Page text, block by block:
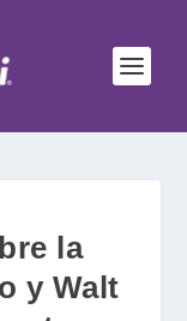
la
y Walt